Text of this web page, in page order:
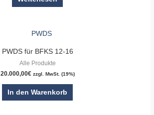
PWDS für BFKS 12-16
Alle Produkte
20.000,00€ zzgl. MwSt. (19%)
In den Warenkorb